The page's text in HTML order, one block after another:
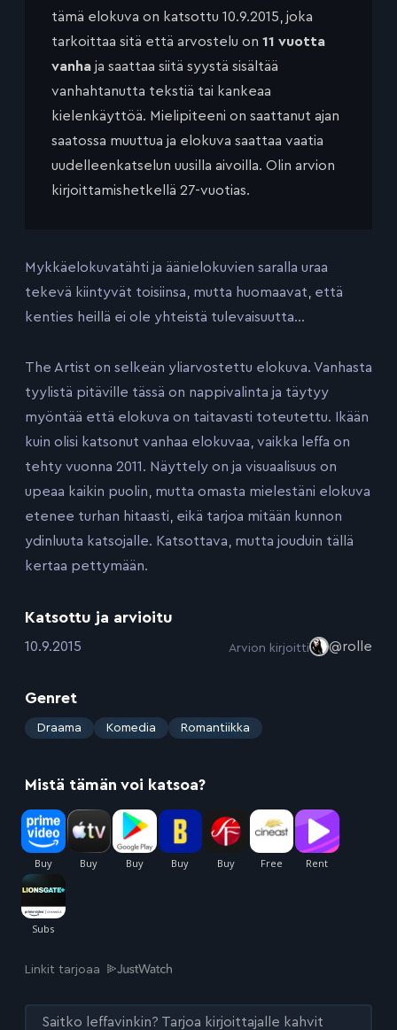
tämä elokuva on katsottu 10.9.2015, joka
tarkoittaa sitä että arvostelu on 11 vuotta
vanha ja saattaa siitä syystä sisältää
vanhahtanutta tekstiä tai kankeaa
kielenkäyttöä. Mielipiteeni on saattanut ajan
saatossa muuttua ja elokuva saattaa vaatia
uudelleenkatselun uusilla aivoilla. Olin arvion
kirjoittamishetkellä 27-vuotias.
Mykkäelokuvatähti ja äänielokuvien saralla uraa
tekevä kiintyvät toisiinsa, mutta huomaavat, että
kenties heillä ei ole yhteistä tulevaisuutta…
The Artist on selkeän yliarvostettu elokuva. Vanhasta
tyylistä pitäville tässä on nappivalinta ja täytyy
myöntää että elokuva on taitavasti toteutettu. Ikään
kuin olisi katsonut vanhaa elokuvaa, vaikka leffa on
tehty vuonna 2011. Näyttely on ja visuaalisuus on
upeaa kaikin puolin, mutta omasta mielestäni elokuva
etenee turhan hitaasti, eikä tarjoa mitään kunnon
ydinluuta katsojalle. Katsottava, mutta jouduin tällä
kertaa pettymään.
Katsottu ja arvioitu
:10.9.2015 Arvion kirjoitti @rolle
Genret
: Draama Komedia Romantiikka
Mistä tämän voi katsoa?
Linkit tarjoaa
Saitko leffavinkin? Tarjoa kirjoittajalle kahvit